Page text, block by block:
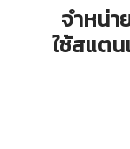
จำหน่า
ใช้สแต